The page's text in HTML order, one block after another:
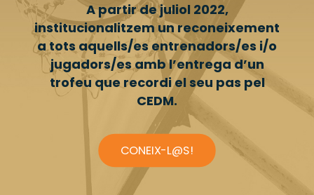
A partir de juliol 2022,
institucionalitzem un reconeixement
a tots aquells/es entrenadors/es i/o
jugadors/es amb l’entrega d’un
trofeu que recordi el seu pas pel
CEDM.
CONEIX-L@S!